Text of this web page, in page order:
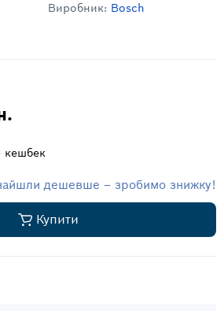
Виробник: Bosch
кешбек
дешевше – зробимо знижку!
Купити